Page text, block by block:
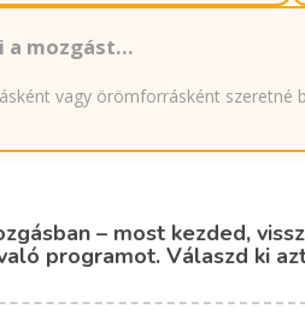
a mozgást...
vagy örömforrásként szeretné
– most kezded,
programot. Válaszd ki